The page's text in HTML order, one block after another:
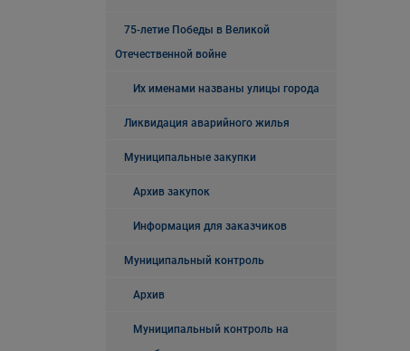
75-летие Победы в Великой
Отечественной войне
Их именами названы улицы города
Ликвидация аварийного жилья
Муниципальные закупки
Архив закупок
Информация для заказчиков
Муниципальный контроль
Архив
Муниципальный контроль на